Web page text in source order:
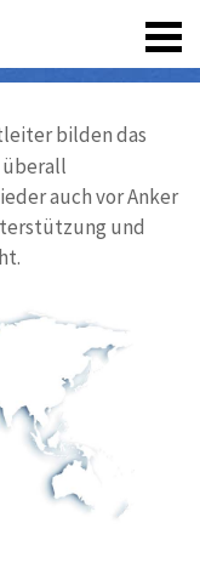
bilden das
auch vor Anker
und